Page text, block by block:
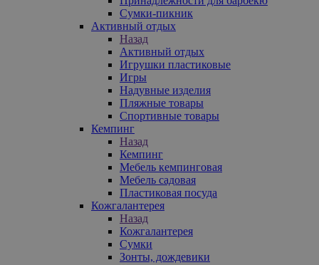
Сумки-пикник
Активный отдых
Назад
Активный отдых
Игрушки пластиковые
Игры
Надувные изделия
Пляжные товары
Спортивные товары
Кемпинг
Назад
Кемпинг
Мебель кемпинговая
Мебель садовая
Пластиковая посуда
Кожгалантерея
Назад
Кожгалантерея
Сумки
Зонты, дождевики